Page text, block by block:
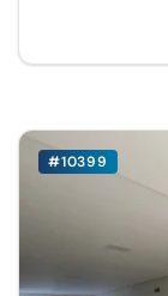
#10399